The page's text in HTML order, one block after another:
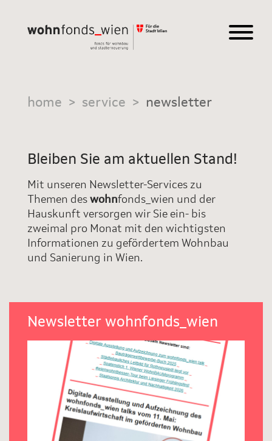
home > service > newsletter
Bleiben Sie am aktuellen Stand!
Mit unseren Newsletter-Services zu
Themen des wohnfonds_wien und der
Hauskunft versorgen wir Sie ein- bis
zweimal pro Monat mit den wichtigsten
Informationen zu gefördertem Wohnbau
und Sanierung in Wien.
Newsletter wohnfonds_wien